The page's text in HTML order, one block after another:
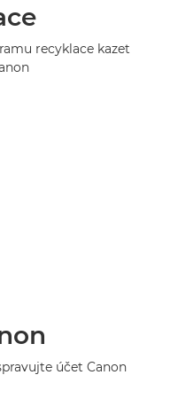
recyklace kazet
účet Canon